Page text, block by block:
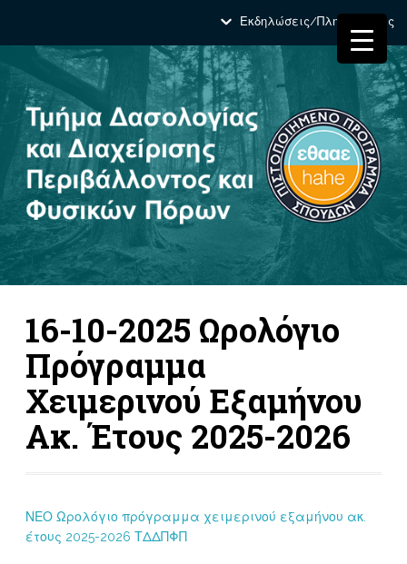
Εκδηλώσεις/Πληροφορίες
16-10-2025 Ωρολόγιο
Πρόγραμμα
Χειμερινού Εξαμήνου
Ακ. Έτους 2025-2026
ΝΕΟ Ωρολόγιο πρόγραμμα χειμερινού εξαμήνου ακ.
έτους 2025-2026 ΤΔΔΠΦΠ